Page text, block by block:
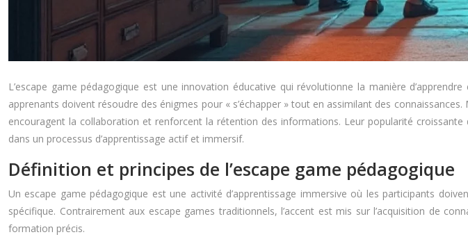
L’escape game pédagogique est une innovation éducative qui révolutionne la manière
apprenants doivent résoudre des énigmes pour « s’échapper » tout en assimilant des
encouragent la collaboration et renforcent la rétention des informations. Leur popularité
dans un processus d’apprentissage actif et immersif.
Définition et principes de l’escape game pédagogique
Un escape game pédagogique est une activité d’apprentissage immersive où les participants
spécifique. Contrairement aux escape games traditionnels, l’accent est mis sur l’acquisition de
formation précis.